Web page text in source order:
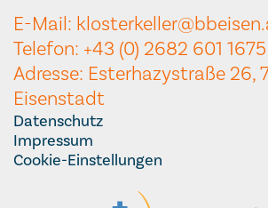
E-Mail:
Telefon: +43 (0) 2682 601 1675
Adresse: Esterhazystraße 26,
Eisenstadt
Datenschutz
Impressum
Cookie-Einstellungen